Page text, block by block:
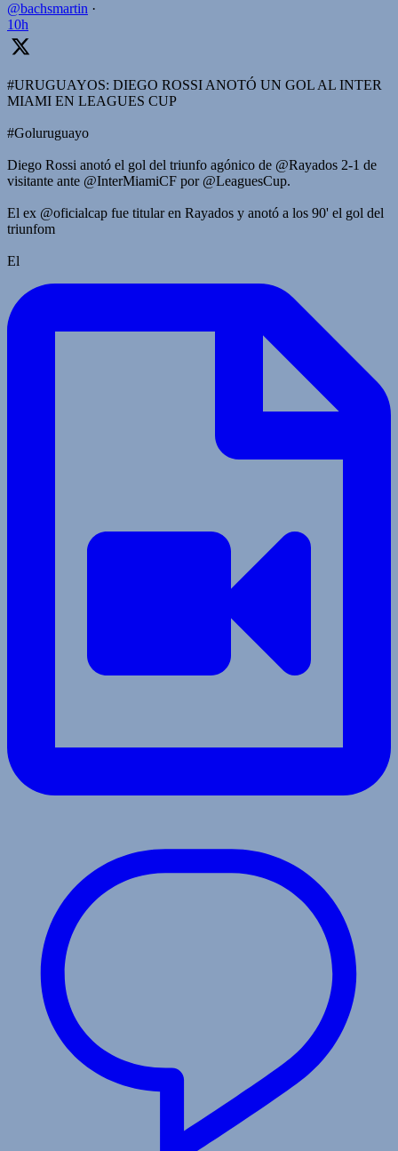
@bachsmartin ·
10h
#URUGUAYOS: DIEGO ROSSI ANOTÓ UN GOL AL INTER
MIAMI EN LEAGUES CUP
#Goluruguayo
Diego Rossi anotó el gol del triunfo agónico de @Rayados 2-1 de
visitante ante @InterMiamiCF por @LeaguesCup.
El ex @oficialcap fue titular en Rayados y anotó a los 90' el gol del
triunfom
El